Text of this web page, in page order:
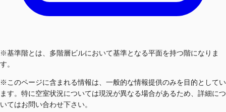
※基準階とは、多階層ビルにおいて基準となる平面を持つ階になりま
す。
※このページに含まれる情報は、一般的な情報提供のみを目的としてい
ます。特に空室状況については現況が異なる場合があるため、詳細につ
いてはお問い合わせ下さい。